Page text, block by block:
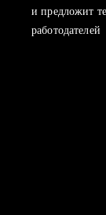
и предложит
работодателей